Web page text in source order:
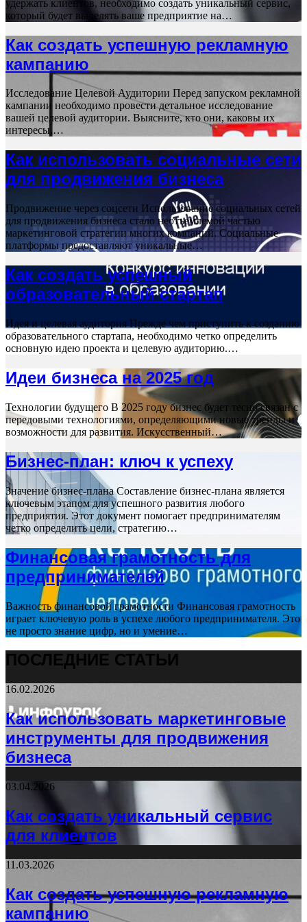
удержать клиентов, необходимо создать уникальный сервис,
который будет выделять ваше предприятие на…
Как создать успешную рекламную
кампанию
Исследование Целевой Аудитории Перед запуском рекламной
кампании необходимо провести детальное исследование
вашей целевой аудитории. Выясните, кто они, каковы их
интересы,…
Как использовать социальные сети
для продвижения бизнеса
Продвижение через соцсети Использование социальных сетей
для продвижения бизнеса стало неотъемлемой частью
маркетинговой стратегии многих компаний. Социальные
платформы предоставляют уникальные…
Как создать успешный
образовательный стартап
Идея и целевая аудитория Прежде чем приступить к созданию
образовательного стартапа, необходимо четко определить
основную идею проекта и целевую аудиторию.…
Идеи бизнеса на 2025 год
Технологии будущего В 2025 году бизнес будет тесно связан с
передовыми технологиями, определяющими новые тренды и
возможности для развития. Искусственный…
Бизнес-план: ключ к успеху
Значение бизнес-плана Составление бизнес-плана является
ключевым этапом для успешного развития любого
предприятия. Этот документ помогает предпринимателям
четко определить цели, стратегию…
Финансовая грамотность для
предпринимателей
Важность финансовой грамотности Финансовая грамотность
играет ключевую роль в успехе любого предпринимателя. Это
не просто знание цифр, но и умение…
ПОСЛЕДНИЕ СТАТЬИ
16.02.2026
Как использовать маркетинговые
инструменты для продвижения
бизнеса
03.04.2026
Как создать уникальный сервис
для клиентов
11.03.2026
Как создать успешную рекламную
кампанию